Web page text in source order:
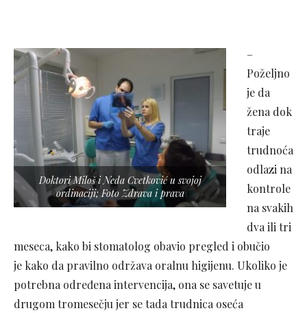
Doktori Miloš i Neda Cvetković u svojoj
ordinaciji; Foto Zdrava i prava
–
Poželjno
je da
žena dok
traje
trudnoća
odlazi na
kontrole
na svakih
dva ili tri
meseca, kako bi stomatolog obavio pregled i obučio
je kako da pravilno održava oralnu higijenu. Ukoliko je
potrebna određena intervencija, ona se savetuje u
drugom tromesečju jer se tada trudnica oseća